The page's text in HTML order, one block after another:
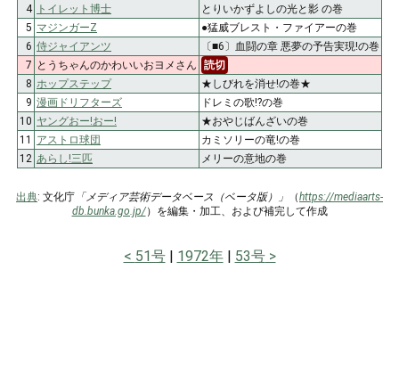
4
トイレット博士
とりいかずよしの光と影 の巻
5 マジンガーZ
●猛威ブレスト・ファイアーの巻
6 侍ジャイアンツ
〔■6〕血闘の章 悪夢の予告実現!の巻
7 とうちゃんのかわいいおヨメさん
読切
8 ホップステップ
★しびれを消せ!の巻★
9 漫画ドリフターズ
ドレミの歌!?の巻
10 ヤングおー!おー!
★おやじばんざいの巻
11
アストロ球団
カミソリーの竜!の巻
12 あらし!三匹 メリーの意地の巻
出典: 文化庁 「メディア芸術データベース（ベータ版）」 （https://mediaarts-
db.bunka.go.jp/）を編集・加工、および補完して作成
51号 1972年 53号